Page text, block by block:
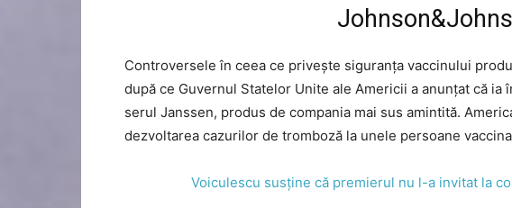
Controversele în ceea ce privește siguranța vaccinului
după ce Guvernul Statelor Unite ale Americii a anunțat că
serul Janssen, produs de compania mai sus amintită.
dezvoltarea cazurilor de tromboză la unele persoane
Voiculescu susține că premierul nu l-a invitat la